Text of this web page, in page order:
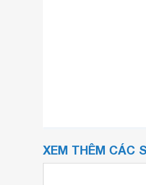
XEM THÊM CÁC